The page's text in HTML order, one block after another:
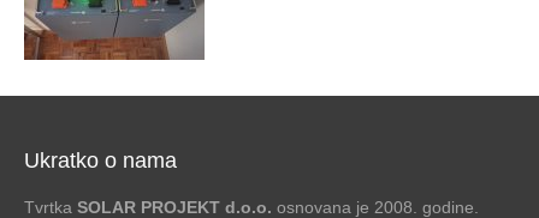
Ukratko o nama
Tvrtka SOLAR PROJEKT d.o.o. osnovana je 2008. godine.